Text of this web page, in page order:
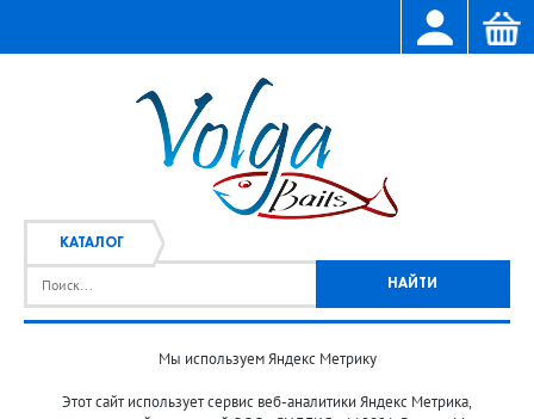
КАТАЛОГ
Мы используем Яндекс Метрику
Этот сайт использует сервис веб-аналитики Яндекс Метрика,